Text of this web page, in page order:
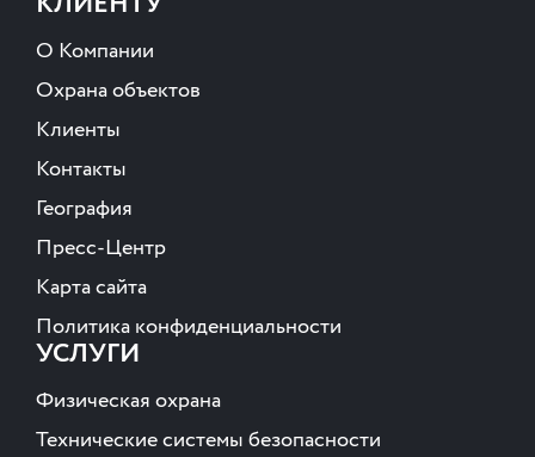
О Компании
Охрана объектов
Клиенты
Контакты
География
Пресс-Центр
Карта сайта
Политика конфиденциальности
УСЛУГИ
Физическая охрана
Технические системы безопасности